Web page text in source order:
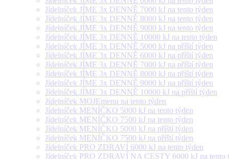
Jídelníček JÍME 3x DENNĚ 7000 kJ na tento týden
Jídelníček JÍME 3x DENNĚ 8000 kJ na tento týden
Jídelníček JÍME 3x DENNĚ 9000 kJ na tento týden
Jídelníček JÍME 3x DENNĚ 10000 kJ na tento týden
Jídelníček JÍME 3x DENNĚ 5000 kJ na příští týden
Jídelníček JÍME 3x DENNĚ 6000 kJ na příští týden
Jídelníček JÍME 3x DENNĚ 7000 kJ na příští týden
Jídelníček JÍME 3x DENNĚ 8000 kJ na příští týden
Jídelníček JÍME 3x DENNĚ 9000 kJ na příští týden
Jídelníček JÍME 3x DENNĚ 10000 kJ na příští týden
Jídelníček MOJEmenu na tento týden
Jídelníček MENÍČKO 5000 kJ na tento týden
Jídelníček MENÍČKO 7500 kJ na tento týden
Jídelníček MENÍČKO 5000 kJ na příští týden
Jídelníček MENÍČKO 7500 kJ na příští týden
Jídelníček PRO ZDRAVÍ 6000 kJ na tento týden
Jídelníček PRO ZDRAVÍ NA CESTY 6000 kJ na tento